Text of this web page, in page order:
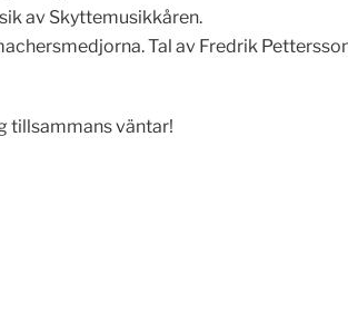
av Skyttemusikkåren.
Tal av Fredrik
tillsammans väntar!